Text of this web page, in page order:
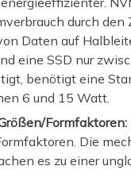
durch den
Daten auf
eine SSD nur
benötigt eine
6 und 15 Watt.
Formfaktoren:
Die
es zu einer